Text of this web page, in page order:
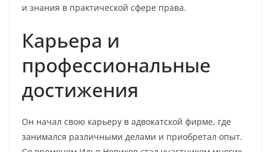
и знания в практической сфере права.
Карьера и
профессиональные
достижения
Он начал свою карьеру в адвокатской фирме, где
занимался различными делами и приобретал опыт.